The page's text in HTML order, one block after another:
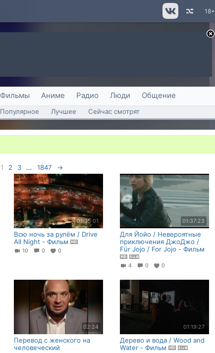
18+
Фильмы Аниме Радио Люди Общение
Популярное Лучшее Сейчас смотрят
1 2 3 ... 1847 →
01:35:01
Всю ночь за рулём / Drive
All Night - Фильм
10 0 0
01:37:23
Для Йойо / Невероятные
приключения ДжоДжо /
Für Jojo / For Jojo - Фильм
4 0 0
02:24
Перевод с женского на
человеческий
01:19:27
Дерево и вода / Wood and
Water - Фильм